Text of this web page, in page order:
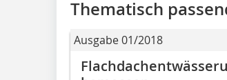
Thematisch
Ausgabe 01/2018